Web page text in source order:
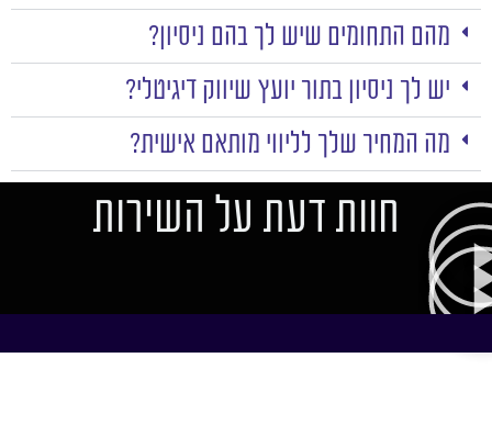
מהם התחומים שיש לך בהם ניסיון?
יש לך ניסיון בתור יועץ שיווק דיגיטלי?
מה המחיר שלך לליווי מותאם אישית?
חוות דעת על השירות